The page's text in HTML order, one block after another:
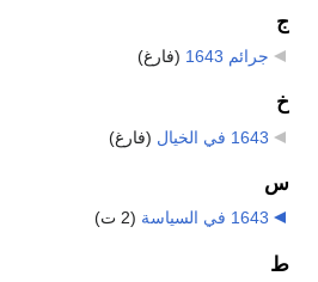
ج
جرائم 1643 (فارغ)
خ
1643 في الخيال (فارغ)
س
1643 في السياسة (2 ت)
ط